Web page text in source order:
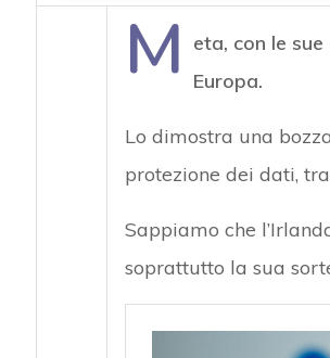
M
eta, con le
Europa.
Lo dimostra una
protezione dei dati,
Sappiamo che
soprattutto la sua